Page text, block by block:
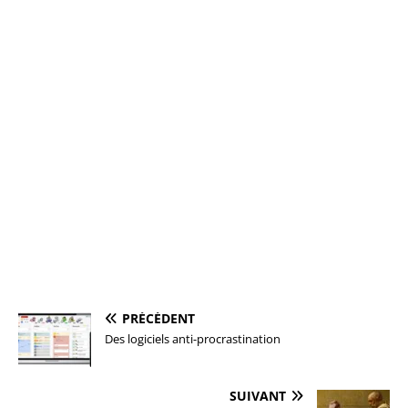
PRÉCÉDENT
Des logiciels anti-procrastination
SUIVANT